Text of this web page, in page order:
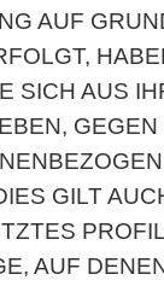
AUF
SICH AUS
GEGEN
GILT
AUF